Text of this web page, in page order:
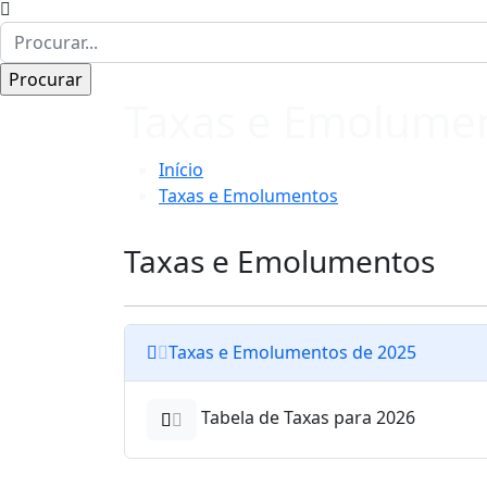
Início
Taxas e Emolumentos
Taxas e Emolumentos
Taxas e Emolumentos de 2025
Tabela de Taxas para 2026